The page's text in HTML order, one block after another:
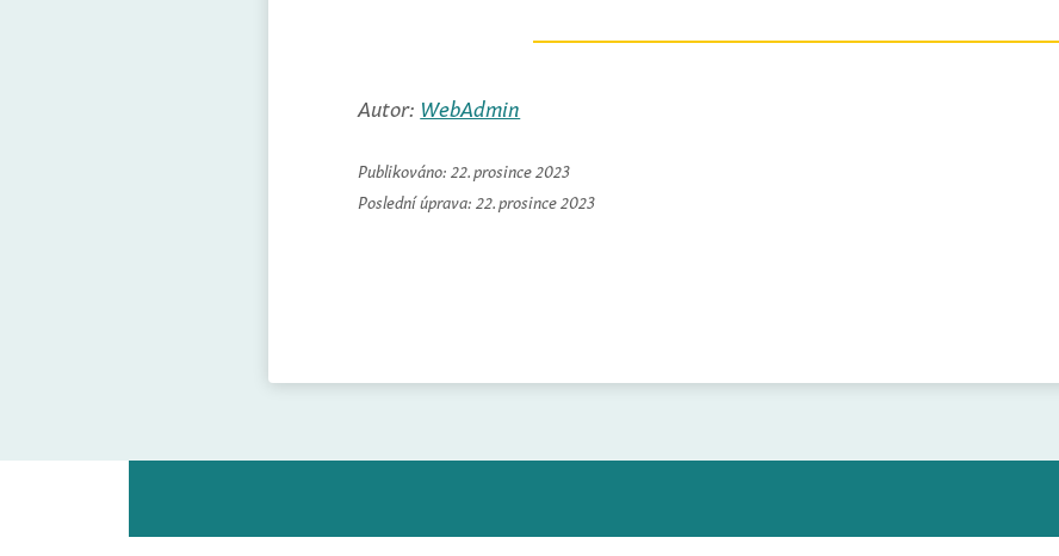
Autor: WebAdmin
Publikováno: 22. prosince 2023
Poslední úprava: 22. prosince 2023